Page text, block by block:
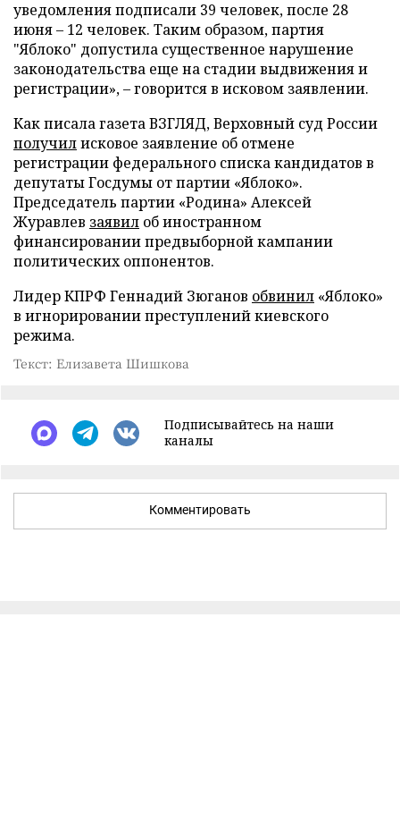
уведомления подписали 39 человек, после 28
июня – 12 человек. Таким образом, партия
"Яблоко" допустила существенное нарушение
законодательства еще на стадии выдвижения и
регистрации», – говорится в исковом заявлении.
Как писала газета ВЗГЛЯД, Верховный суд России
получилисковое заявление об отмене
регистрации федерального списка кандидатов в
депутаты Госдумы от партии «Яблоко».
Председатель партии «Родина» Алексей
Журавлев заявил об иностранном
финансировании предвыборной кампании
политических оппонентов.
Лидер КПРФ Геннадий Зюганов обвинил «Яблоко»
в игнорировании преступлений киевского
режима.
Текст: Елизавета Шишкова
Подписывайтесь на наши
каналы
Комментировать